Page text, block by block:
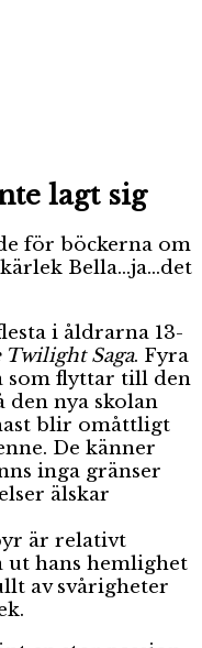
lagt sig
för böckerna om
Bella…ja…det
i åldrarna 13-
Twilight Saga. Fyra
som flyttar till den
den nya skolan
blir omåttligt
De känner
inga gränser
älskar
är relativt
ut hans hemlighet
av svårigheter